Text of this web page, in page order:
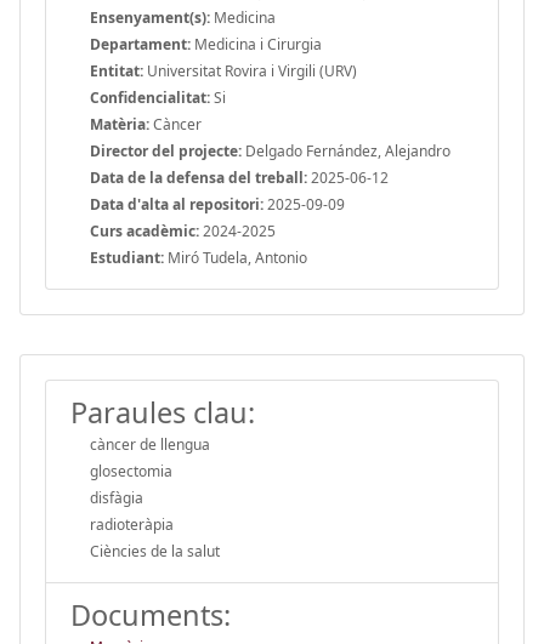
Ensenyament(s): Medicina
Departament: Medicina i Cirurgia
Entitat: Universitat Rovira i Virgili (URV)
Confidencialitat:Si
Matèria:Càncer
Director del projecte: Delgado Fernández, Alejandro
Data de la defensa del treball:2025-06-12
Data d'alta al repositori:2025-09-09
Curs acadèmic:2024-2025
Estudiant: Miró Tudela, Antonio
Paraules clau:
càncer de llengua
glosectomia
disfàgia
radioteràpia
Ciències de la salut
Documents: